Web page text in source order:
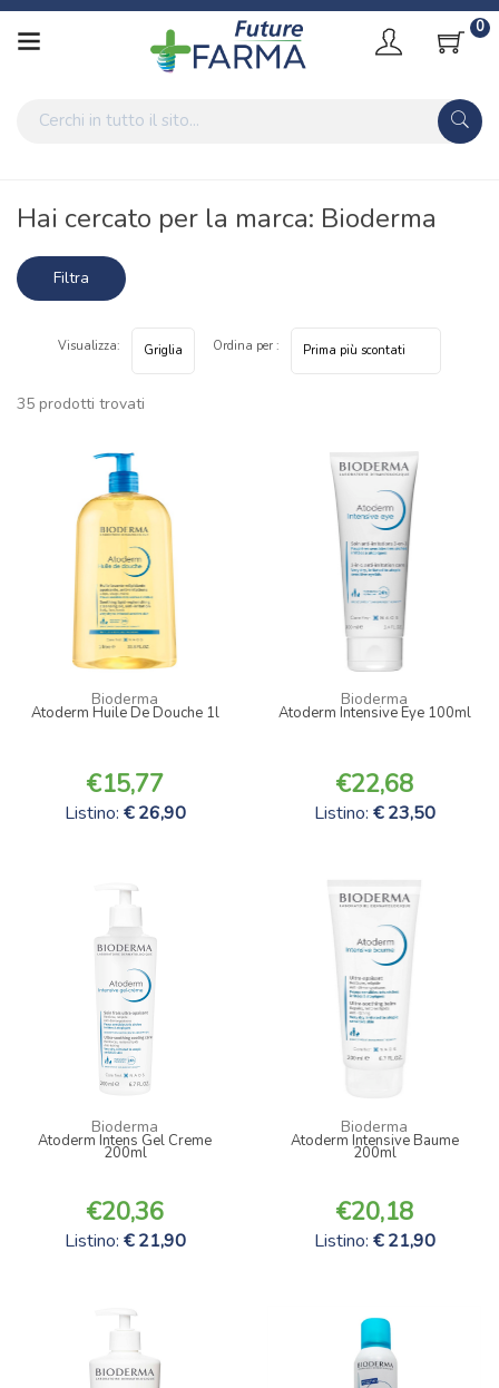
0
Home Marche parafarmaci Bioderma
Hai cercato per la marca: Bioderma
Filtra
35 prodotti trovati
Visualizza: Ordina per :
Bioderma
Atoderm Huile De Douche 1l
15,77
Listino: 26,90
Bioderma
Atoderm Intensive Eye 100ml
22,68
Listino: 23,50
Bioderma
Atoderm Intens Gel Creme
200ml
20,36
Listino: 21,90
Bioderma
Atoderm Intensive Baume
200ml
20,18
Listino: 21,90